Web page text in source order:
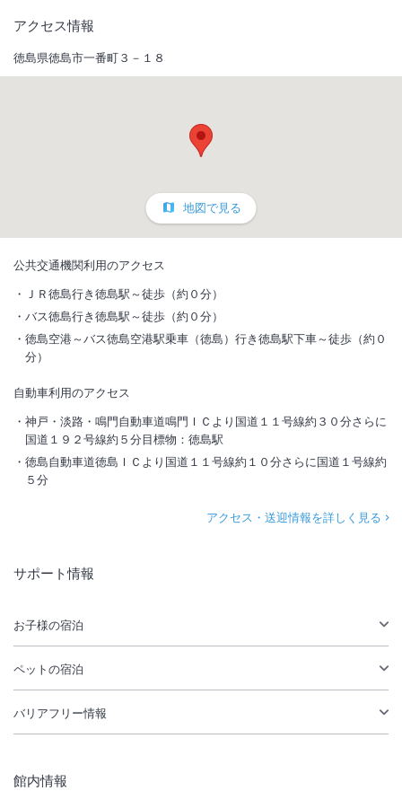
アクセス情報
徳島県徳島市一番町３－１８
地図で見る
公共交通機関利用のアクセス
ＪＲ徳島行き徳島駅～徒歩（約０分）
バス徳島行き徳島駅～徒歩（約０分）
徳島空港～バス徳島空港駅乗車（徳島）行き徳島駅下車～徒歩（約０
分）
自動車利用のアクセス
神戸・淡路・鳴門自動車道鳴門ＩＣより国道１１号線約３０分さらに
国道１９２号線約５分目標物：徳島駅
徳島自動車道徳島ＩＣより国道１１号線約１０分さらに国道１号線約
５分
アクセス・送迎情報を詳しく見る
サポート情報
お子様の宿泊
ペットの宿泊
バリアフリー情報
館内情報